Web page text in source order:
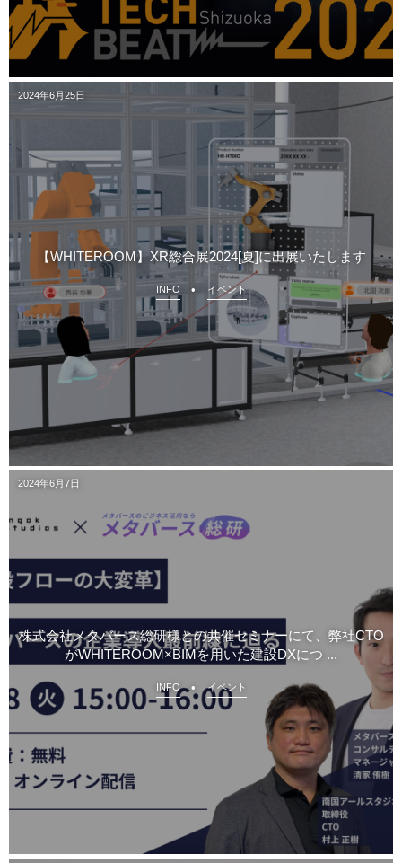
2024年6月25日
【WHITEROOM】XR総合展2024[夏]に出展いたします
INFO イベント
2024年6月7日
株式会社メタバース総研様との共催セミナーにて、弊社CTO
がWHITEROOM×BIMを用いた建設DXにつ ...
INFO イベント